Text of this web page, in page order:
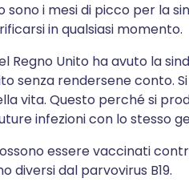
sono i mesi di picco per la
in qualsiasi momento.
Regno Unito ha avuto la
senza rendersene conto.
vita. Questo perché si
infezioni con lo stesso
essere vaccinati
diversi dal parvovirus B19.